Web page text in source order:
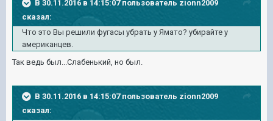
В 30.11.2016 в 14:15:07 пользователь zionn2009
сказал:
Что это Вы решили фугасы убрать у Ямато? убирайте у
американцев.
Так ведь был...Слабенький, но был.
В 30.11.2016 в 14:15:07 пользователь zionn2009
сказал: